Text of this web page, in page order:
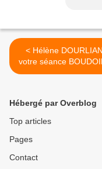
< Hélène DOURLIAND,
votre séance
couleurs !
Hébergé par Overblog
Top articles
Pages
Contact